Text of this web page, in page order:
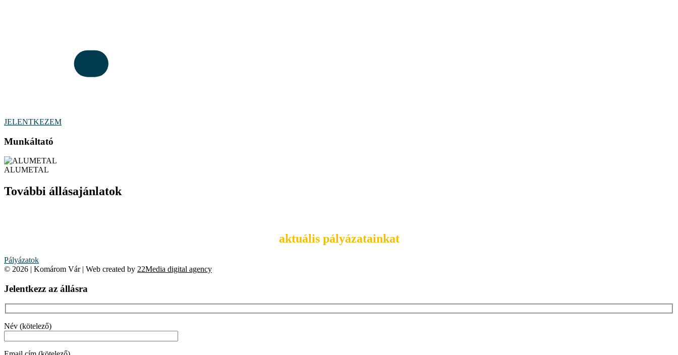
JELENTKEZEM
Munkáltató
ALUMETAL
További állásajánlatok
aktuális pályázatainkat
Pályázatok
© 2026 | Komárom Vár | Web created by 22Media digital agency
Jelentkezz az állásra
Név (kötelező)